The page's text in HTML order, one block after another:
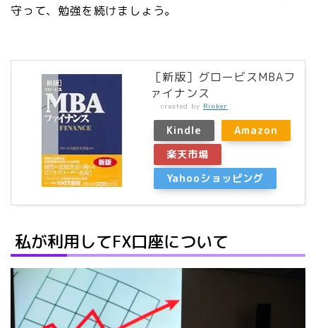
守って、勉強を続けましょう。
［新版］グロービスMBAフ
ァイナンス
created by Rinker
Kindle
Amazon
楽天市場
Yahooショッピング
私が利用してFX口座について